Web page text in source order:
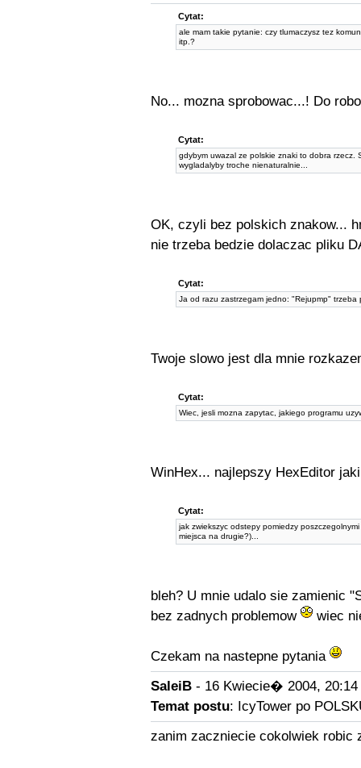
Cytat:
ale mam takie pytanie: czy tlumaczysz tez
itp.?
No... mozna sprobowac...! Do
Cytat:
gdybym uwazal ze polskie znaki to dobra
wygladalyby troche nienaturalnie...
OK, czyli bez polskich znakow...
nie trzeba bedzie dolaczac pliku
Cytat:
Ja od razu zastrzegam jedno: "Rejupmp"
Twoje slowo jest dla mnie
Cytat:
Wiec, jesli mozna zapytac, jakiego programu
WinHex... najlepszy HexEditor
Cytat:
jak zwiekszyc odstepy pomiedzy
miejsca na drugie?)...
bleh? U mnie udalo sie zamienic
bez zadnych problemow
wiec
Czekam na nastepne pytania
SaleiB- 16 Kwiecie� 2004, 20:14
Temat postu: IcyTower po
zanim zaczniecie cokolwiek robic